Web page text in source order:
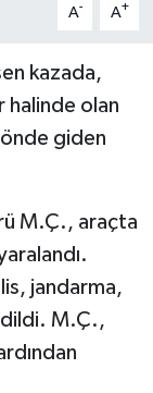
A- A+
kazada,
halinde olan
giden
M.Ç., araçta
jandarma,
M.Ç.,